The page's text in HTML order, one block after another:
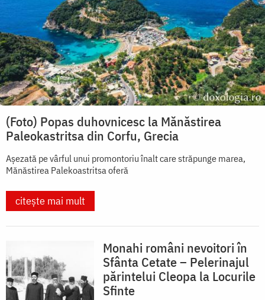
(Foto) Popas duhovnicesc la Mănăstirea
Paleokastritsa din Corfu, Grecia
Așezată pe vârful unui promontoriu înalt care străpunge marea,
Mănăstirea Palekoastritsa oferă
citește mai mult
Monahi români nevoitori în
Sfânta Cetate – Pelerinajul
părintelui Cleopa la Locurile
Sfinte